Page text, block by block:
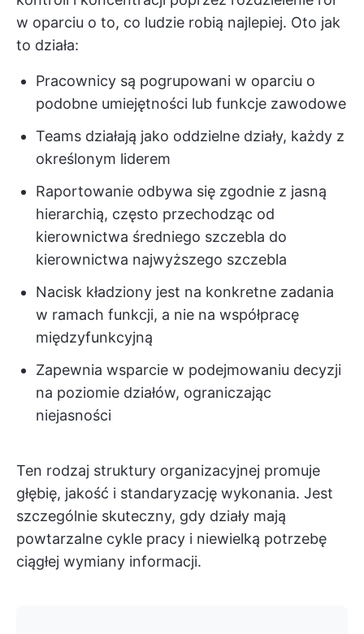
w oparciu o to, co ludzie robią najlepiej. Oto jak
to działa:
Pracownicy są pogrupowani w oparciu o
podobne umiejętności lub funkcje zawodowe
Teams działają jako oddzielne działy, każdy z
określonym liderem
Raportowanie odbywa się zgodnie z jasną
hierarchią, często przechodząc od
kierownictwa średniego szczebla do
kierownictwa najwyższego szczebla
Nacisk kładziony jest na konkretne zadania
w ramach funkcji, a nie na współpracę
międzyfunkcyjną
Zapewnia wsparcie w podejmowaniu decyzji
na poziomie działów, ograniczając
niejasności
Ten rodzaj struktury organizacyjnej promuje
głębię, jakość i standaryzację wykonania. Jest
szczególnie skuteczny, gdy działy mają
powtarzalne cykle pracy i niewielką potrzebę
ciągłej wymiany informacji.